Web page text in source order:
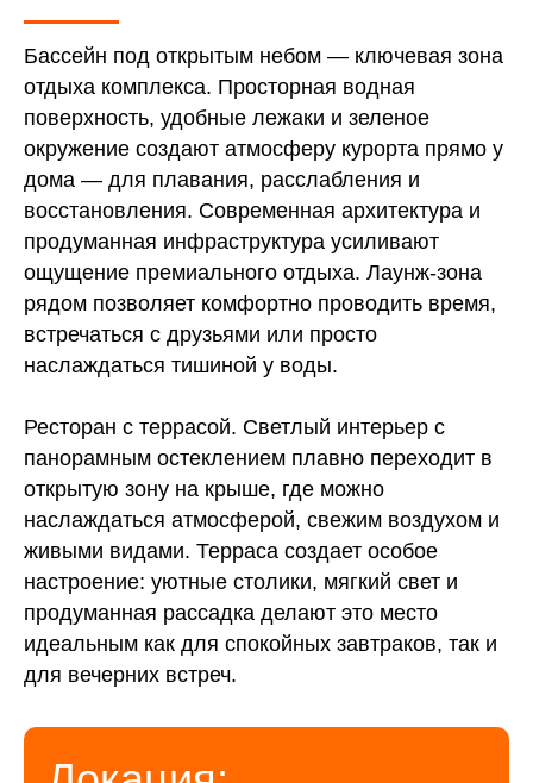
Бассейн под открытым небом — ключевая зона
отдыха комплекса. Просторная водная
поверхность, удобные лежаки и зеленое
окружение создают атмосферу курорта прямо у
дома — для плавания, расслабления и
восстановления. Современная архитектура и
продуманная инфраструктура усиливают
ощущение премиального отдыха. Лаунж-зона
рядом позволяет комфортно проводить время,
встречаться с друзьями или просто
наслаждаться тишиной у воды.
Ресторан с террасой. Светлый интерьер с
панорамным остеклением плавно переходит в
открытую зону на крыше, где можно
наслаждаться атмосферой, свежим воздухом и
живыми видами. Терраса создает особое
настроение: уютные столики, мягкий свет и
продуманная рассадка делают это место
идеальным как для спокойных завтраков, так и
для вечерних встреч.